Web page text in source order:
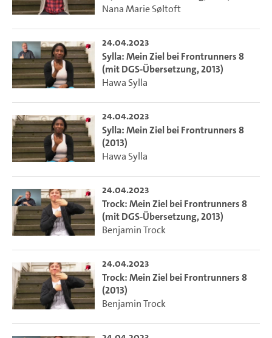
Nana Marie Søltoft
24.04.2023
Sylla: Mein Ziel bei Frontrunners 8
(mit DGS-Übersetzung, 2013)
Hawa Sylla
24.04.2023
Sylla: Mein Ziel bei Frontrunners 8
(2013)
Hawa Sylla
24.04.2023
Trock: Mein Ziel bei Frontrunners 8
(mit DGS-Übersetzung, 2013)
Benjamin Trock
24.04.2023
Trock: Mein Ziel bei Frontrunners 8
(2013)
Benjamin Trock